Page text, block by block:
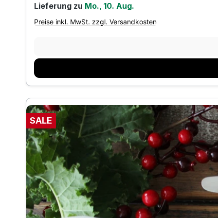
Lieferung zu Mo., 10. Aug.
Preise inkl. MwSt. zzgl. Versandkosten
SALE